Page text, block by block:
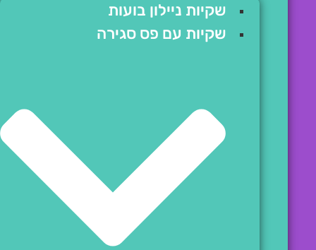
שקיות ניילון בועות
שקיות עם פס סגירה